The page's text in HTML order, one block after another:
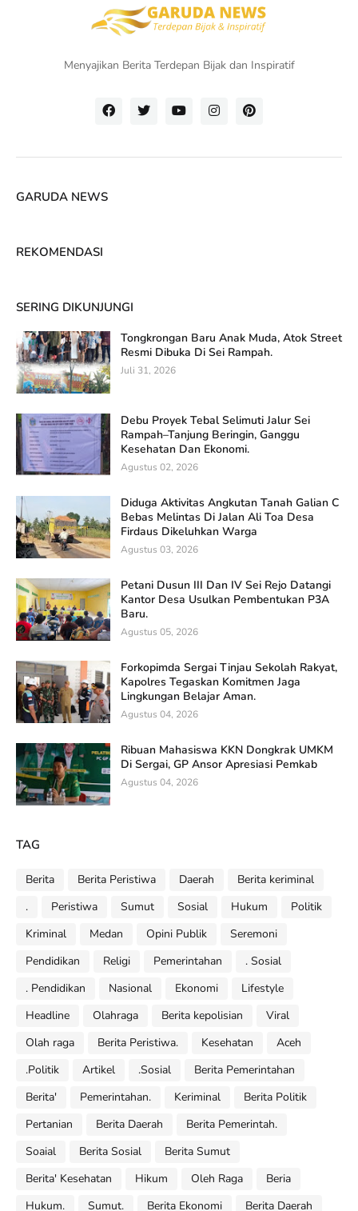
Menyajikan Berita Terdepan Bijak dan Inspiratif
GARUDA NEWS
REKOMENDASI
SERING DIKUNJUNGI
Tongkrongan Baru Anak Muda, Atok Street
Resmi Dibuka Di Sei Rampah.
Juli 31, 2026
Debu Proyek Tebal Selimuti Jalur Sei
Rampah–Tanjung Beringin, Ganggu
Kesehatan Dan Ekonomi.
Agustus 02, 2026
Diduga Aktivitas Angkutan Tanah Galian C
Bebas Melintas Di Jalan Ali Toa Desa
Firdaus Dikeluhkan Warga
Agustus 03, 2026
Petani Dusun III Dan IV Sei Rejo Datangi
Kantor Desa Usulkan Pembentukan P3A
Baru.
Agustus 05, 2026
Forkopimda Sergai Tinjau Sekolah Rakyat,
Kapolres Tegaskan Komitmen Jaga
Lingkungan Belajar Aman.
Agustus 04, 2026
Ribuan Mahasiswa KKN Dongkrak UMKM
Di Sergai, GP Ansor Apresiasi Pemkab
Agustus 04, 2026
TAG
Berita Berita Peristiwa Daerah
Berita keriminal
.
Peristiwa Sumut Sosial Hukum
Politik
Kriminal
Medan Opini Publik
Seremoni
Pendidikan
Religi Pemerintahan
. Sosial
. Pendidikan
Nasional Ekonomi
Lifestyle
Headline
Olahraga Berita kepolisian
Viral
Olah raga
Berita Peristiwa. Kesehatan
Aceh
.Politik
Artikel .Sosial
Berita Pemerintahan
Berita'
Pemerintahan. Keriminal
Berita Politik
Pertanian
Berita Daerah
Berita Pemerintah.
Soaial
Berita Sosial
Berita Sumut
Berita' Kesehatan
Hikum Oleh Raga
Beria
Hukum.
Sumut. Berita Ekonomi
Berita Daerah